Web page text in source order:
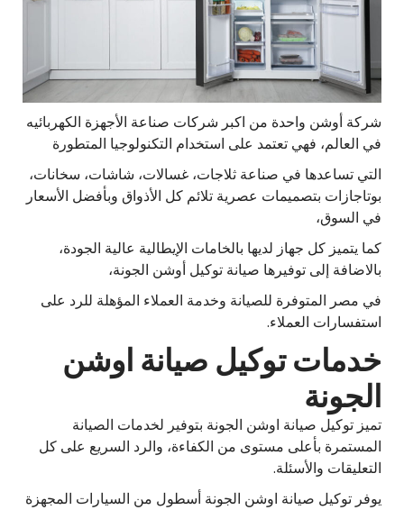
شركة أوشن واحدة من اكبر شركات صناعة الأجهزة الكهربائيه
في العالم، فهي تعتمد على استخدام التكنولوجيا المتطورة
التي تساعدها في صناعة ثلاجات، غسالات، شاشات، سخانات،
بوتاجازات بتصميمات عصرية تلائم كل الأذواق وبأفضل الأسعار
في السوق،
كما يتميز كل جهاز لديها بالخامات الإيطالية عالية الجودة،
بالاضافة إلى توفيرها صيانة توكيل أوشن الجونة،
في مصر المتوفرة للصيانة وخدمة العملاء المؤهلة للرد على
استفسارات العملاء.
خدمات توكيل صيانة اوشن
الجونة
تميز توكيل صيانة اوشن الجونة بتوفير لخدمات الصيانة
المستمرة بأعلى مستوى من الكفاءة، والرد السريع على كل
التعليقات والأسئلة.
يوفر توكيل صيانة اوشن الجونة أسطول من السيارات المجهزة